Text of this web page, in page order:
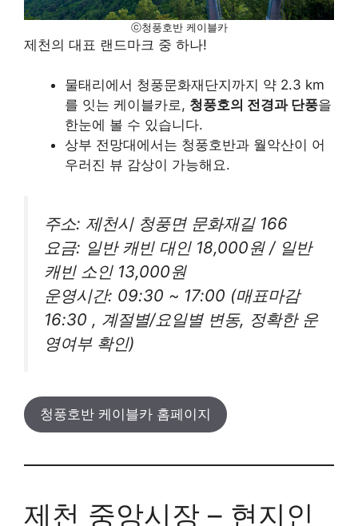
ⓒ청풍호반 케이블카
제천의 대표 랜드마크 중 하나!
물태리에서 청풍문화재단지까지 약 2.3 km
를 잇는 케이블카로, 청풍호의 전경과 단풍을
한눈에 볼 수 있습니다.
상부 전망대에서는 청풍호반과 월악산이 어
우러진 뷰 감상이 가능해요.
주소: 제천시 청풍면 문화재길 166
요금: 일반 캐빈 대인 18,000원 / 일반
캐빈 소인 13,000원
운영시간: 09:30 ~ 17:00 (매표마감
16:30 , 계절별/요일별 변동, 정확한 운
영여부 확인)
청풍호반 케이블카 홈페이지
제천 중앙시장 – 현지인